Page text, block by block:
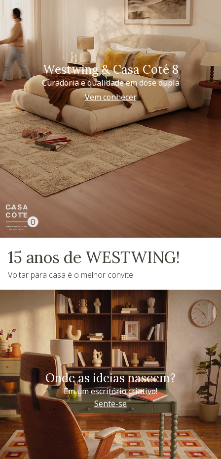
Westwing & Casa Coté 8
Curadoria e qualidade em dose dupla
Vem conhecer
15 anos de WESTWING!
Voltar para casa é o melhor convite
Onde as ideias nascem?
Em um escritório criativo!
Sente-se